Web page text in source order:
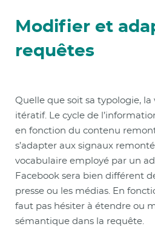
Modifier et
requêtes
Quelle que soit sa typologie, la
itératif. Le cycle de
en fonction du contenu
s’adapter aux signaux
vocabulaire employé par un
Facebook sera bien différent
presse ou les médias. En
faut pas hésiter à étendre ou
sémantique dans la requête.